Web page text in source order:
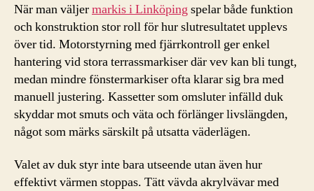
När man väljermarkis i Linköping spelar både funktion
och konstruktion stor roll för hur slutresultatet upplevs
över tid. Motorstyrning med fjärrkontroll ger enkel
hantering vid stora terrassmarkiser där vev kan bli tungt,
medan mindre fönstermarkiser ofta klarar sig bra med
manuell justering. Kassetter som omsluter infälld duk
skyddar mot smuts och väta och förlänger livslängden,
något som märks särskilt på utsatta väderlägen.
Valet av duk styr inte bara utseende utan även hur
effektivt värmen stoppas. Tätt vävda akrylvävar med